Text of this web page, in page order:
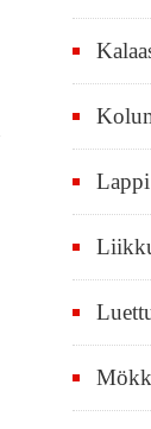
i
k
i
p
ä
ä
t
Lappi